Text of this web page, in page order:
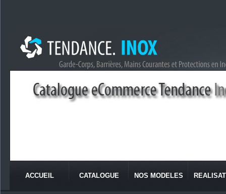
ACCUEIL CATALOGUE NOS MODELES